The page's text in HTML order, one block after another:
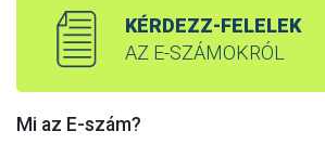
KÉRDEZZ-FELELEK
AZ E-SZÁMOKRÓL
Mi az E-szám?